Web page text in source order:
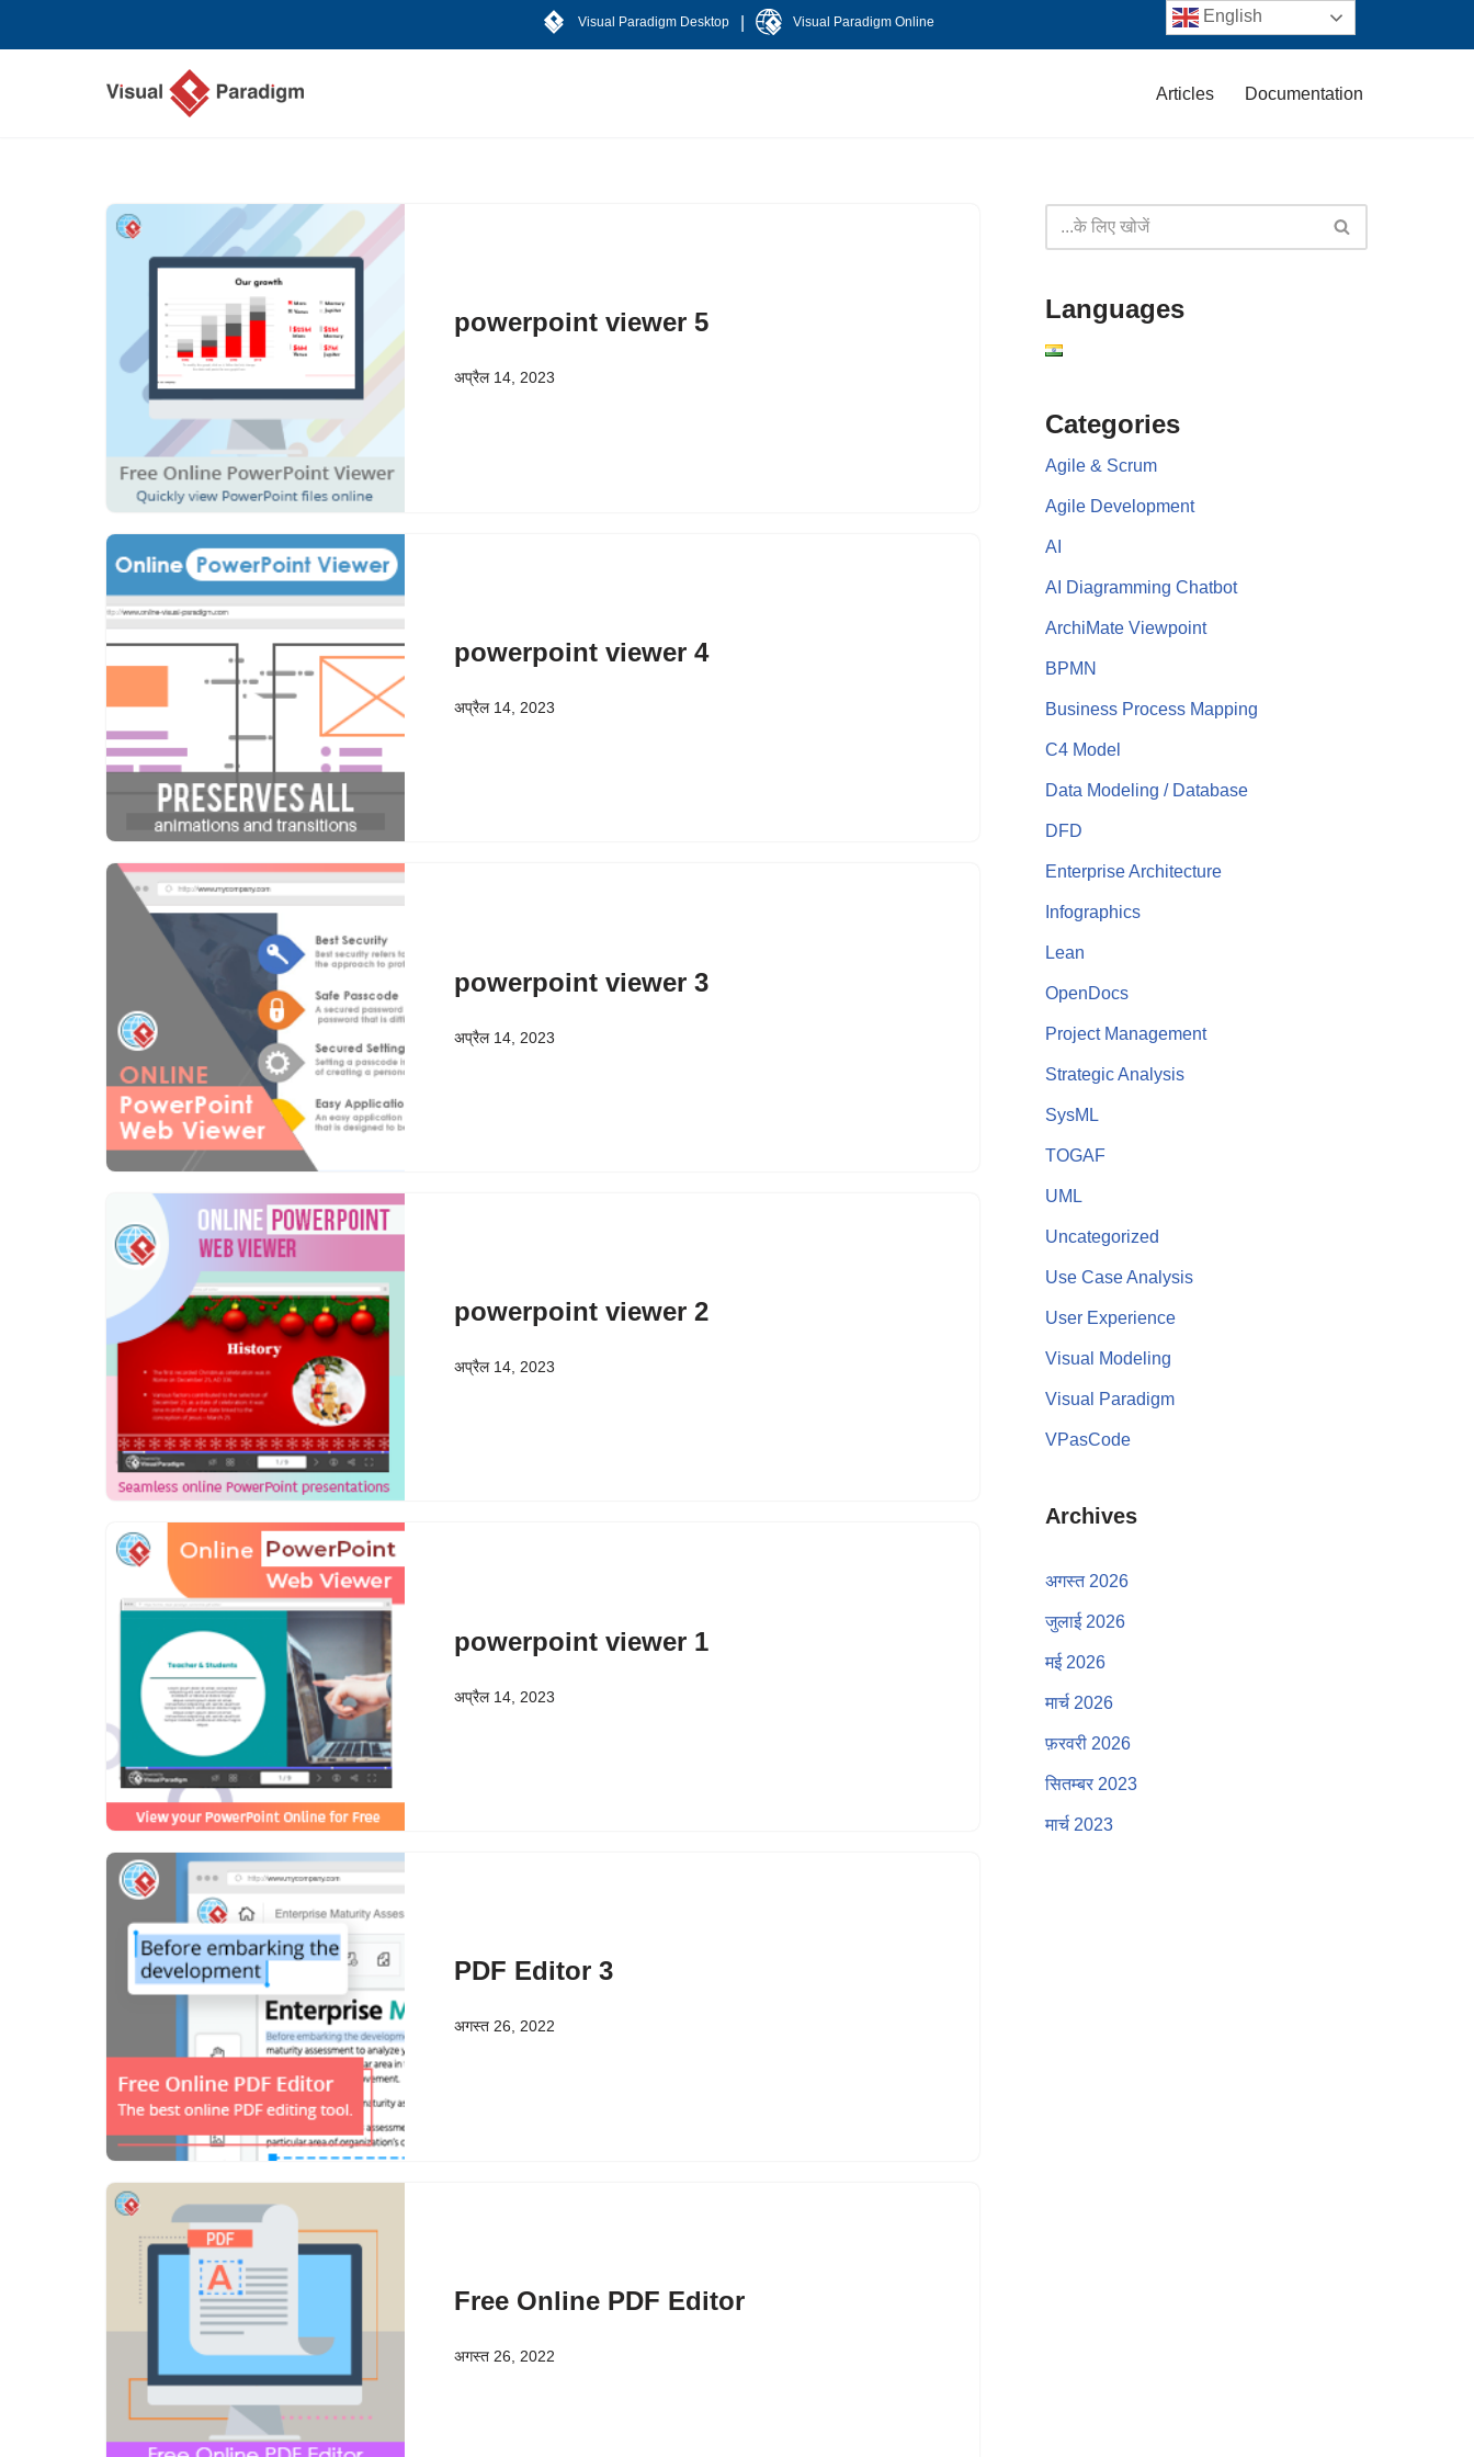
Visual Paradigm Desktop Visual Paradigm Online
Articles Documentation
powerpoint viewer 5
अप्रैल 14, 2023
powerpoint viewer 4
अप्रैल 14, 2023
powerpoint viewer 3
अप्रैल 14, 2023
powerpoint viewer 2
अप्रैल 14, 2023
powerpoint viewer 1
अप्रैल 14, 2023
PDF Editor 3
अगस्त 26, 2022
Free Online PDF Editor
अगस्त 26, 2022
Languages
Categories
Agile & Scrum
Agile Development
AI
AI Diagramming Chatbot
ArchiMate Viewpoint
BPMN
Business Process Mapping
C4 Model
Data Modeling / Database
DFD
Enterprise Architecture
Infographics
Lean
OpenDocs
Project Management
Strategic Analysis
SysML
TOGAF
UML
Uncategorized
Use Case Analysis
User Experience
Visual Modeling
Visual Paradigm
VPasCode
Archives
अगस्त 2026
जुलाई 2026
मई 2026
मार्च 2026
फ़रवरी 2026
सितम्बर 2023
मार्च 2023
English